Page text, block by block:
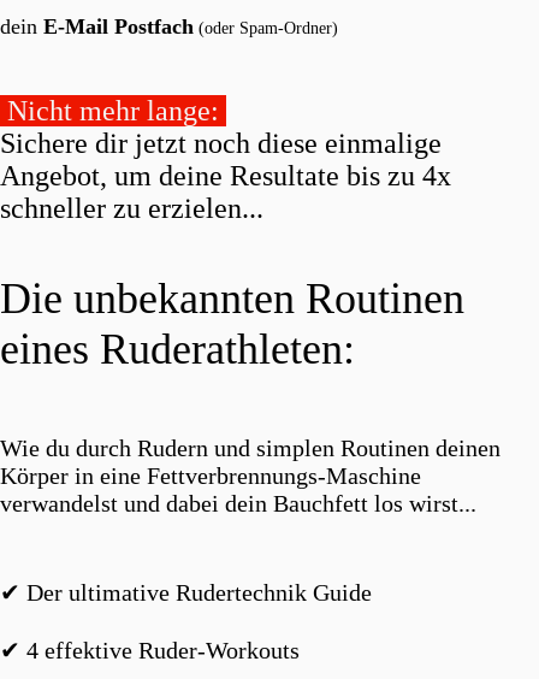
dein E- Mail Postfach (oder Spam-Ordner)
Nicht mehr lange:
Sichere dir jetzt noch diese einmalige
Angebot, um deine Resultate bis zu 4x
schneller zu erzielen...
Die unbekannten Routinen
eines Ruderathleten:
Wie du durch Rudern und simplen Routinen deinen
Körper in eine Fettverbrennungs-Maschine
verwandelst und dabei dein Bauchfett los wirst...
✔︎ Der ultimative Rudertechnik Guide
✔︎ 4 effektive Ruder-Workouts